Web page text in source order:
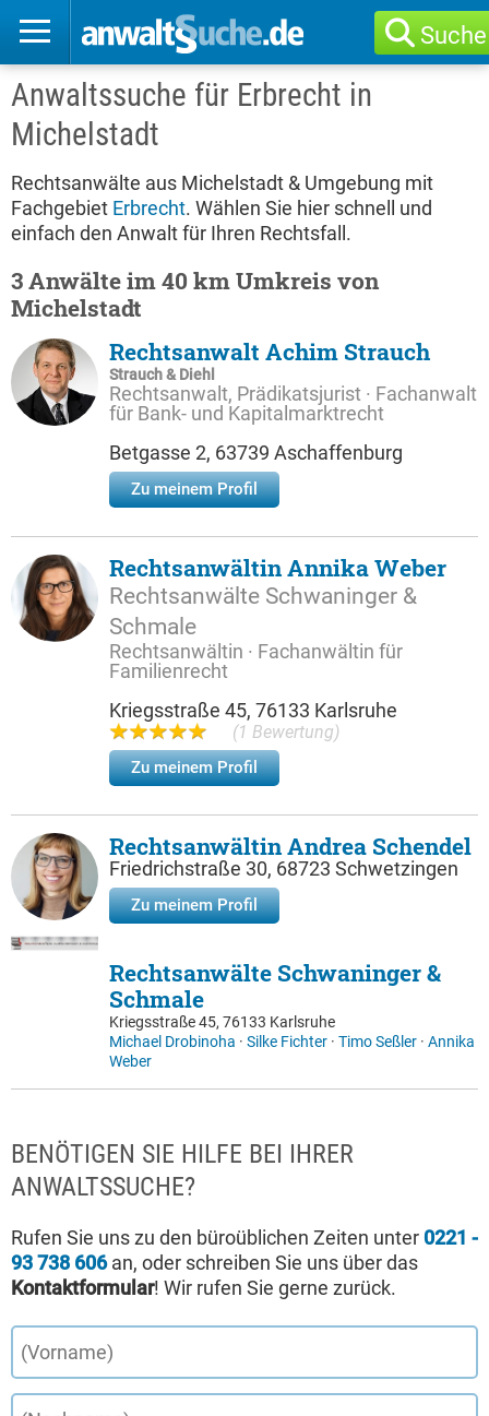
Suche
Anwaltssuche für Erbrecht in
Michelstadt
Rechtsanwälte aus Michelstadt & Umgebung mit
Fachgebiet Erbrecht. Wählen Sie hier schnell und
einfach den Anwalt für Ihren Rechtsfall.
3 Anwälte im 40 km Umkreis von
Michelstadt
Rechtsanwalt Achim Strauch
Strauch & Diehl
Rechtsanwalt, Prädikatsjurist · Fachanwalt
für Bank- und Kapitalmarktrecht
Betgasse 2, 63739 Aschaffenburg
Zu meinem Profil
Rechtsanwältin Annika Weber
Rechtsanwälte Schwaninger &
Schmale
Rechtsanwältin · Fachanwältin für
Familienrecht
Kriegsstraße 45, 76133 Karlsruhe
(1 Bewertung)
Zu meinem Profil
Rechtsanwältin Andrea Schendel
Friedrichstraße 30, 68723 Schwetzingen
Zu meinem Profil
Rechtsanwälte Schwaninger &
Schmale
Kriegsstraße 45, 76133 Karlsruhe
Michael Drobinoha · Silke Fichter · Timo Seßler · Annika
Weber
BENÖTIGEN SIE HILFE BEI IHRER
ANWALTSSUCHE?
Rufen Sie uns zu den büroüblichen Zeiten unter 0221 -
93 738 606an, oder schreiben Sie uns über das
Kontaktformular! Wir rufen Sie gerne zurück.